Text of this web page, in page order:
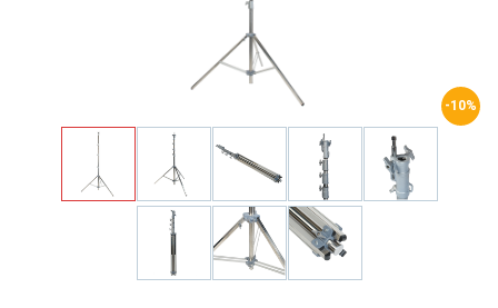
-10%